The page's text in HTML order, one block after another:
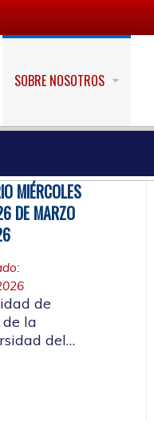
SOBRE NOSOTROS
MIÉRCOLES
DE MARZO
de
la
del